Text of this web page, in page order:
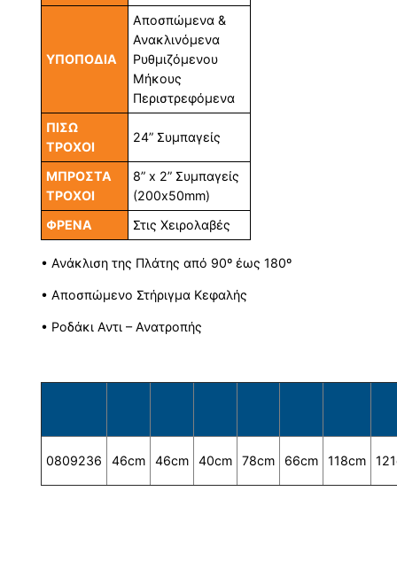
ΥΠΟΠΟΔΙΑ
Αποσπώμενα &
Ανακλινόμενα
Ρυθμιζόμενου
Μήκους
Περιστρεφόμενα
ΠΙΣΩ
ΤΡΟΧΟΙ
24” Συμπαγείς
ΜΠΡΟΣΤΑ
ΤΡΟΧΟΙ
8” x 2” Συμπαγείς
(200x50mm)
ΦΡΕΝΑ
Στις Χειρολαβές
• Ανάκλιση της Πλάτης από 90º έως 180º
• Αποσπώμενο Στήριγμα Κεφαλής
• Ροδάκι Αντι – Ανατροπής
0809236 46cm 46cm 40cm 78cm 66cm 118cm